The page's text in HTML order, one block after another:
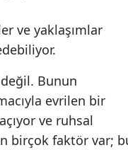
ve yaklaşımlar
Bunun
evrilen bir
ve ruhsal
birçok faktör var;